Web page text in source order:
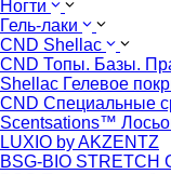
Ногти
Гель-лаки
CND Shellac
CND Топы. Базы.
Shellac Гелевое
CND Специальные
Scentsations™
LUXIO by AKZENTZ
BSG-BIO STRETCH